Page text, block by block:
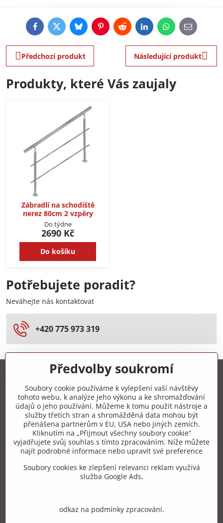
FacebookTwitterBlueskyPinterestRedditLinkedInWhatsApp
E-
mail
Předchozí produkt Následující produkt
Produkty, které Vás zaujaly
Zábradlí na schodiště
nerez 80cm 2 vzpěry
Do týdne
2690 Kč
Do košíku
Potřebujete poradit?
Neváhejte nás kontaktovat
+420 775 973 319
+420 775 973 319
info​@zipzop​.cz
Objednávky
Vše k nákupu
Předvolby soukromí
Soubory cookie používáme k vylepšení vaší návštěvy
tohoto webu, k analýze jeho výkonu a ke shromažďování
údajů o jeho používání. Můžeme k tomu použít nástroje a
služby třetích stran a shromážděná data mohou být
přenášena partnerům v EU, USA nebo jiných zemích.
Kliknutím na „Přijmout všechny soubory cookie“
vyjadřujete svůj souhlas s tímto zpracováním. Níže můžete
najít podrobné informace nebo upravit své preference
Soubory cookies ke zlepšení relevanci reklam využívá
služba Google Ads,
odkaz na podmínky zpracování.